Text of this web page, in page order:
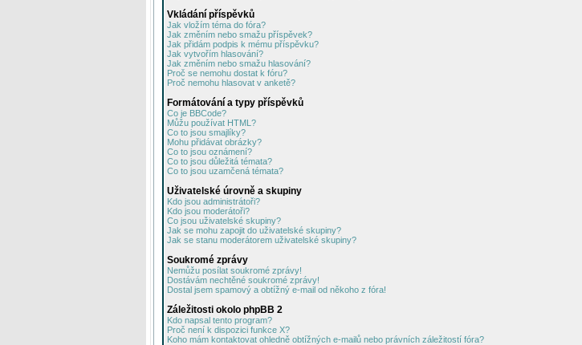
Vkládání příspěvků
Jak vložím téma do fóra?
Jak změním nebo smažu příspěvek?
Jak přidám podpis k mému příspěvku?
Jak vytvořím hlasování?
Jak změním nebo smažu hlasování?
Proč se nemohu dostat k fóru?
Proč nemohu hlasovat v anketě?
Formátování a typy příspěvků
Co je BBCode?
Můžu používat HTML?
Co to jsou smajlíky?
Mohu přidávat obrázky?
Co to jsou oznámení?
Co to jsou důležitá témata?
Co to jsou uzamčená témata?
Uživatelské úrovně a skupiny
Kdo jsou administrátoři?
Kdo jsou moderátoři?
Co jsou uživatelské skupiny?
Jak se mohu zapojit do uživatelské skupiny?
Jak se stanu moderátorem uživatelské skupiny?
Soukromé zprávy
Nemůžu posílat soukromé zprávy!
Dostávám nechtěné soukromé zprávy!
Dostal jsem spamový a obtížný e-mail od někoho z fóra!
Záležitosti okolo phpBB 2
Kdo napsal tento program?
Proč není k dispozici funkce X?
Koho mám kontaktovat ohledně obtížných e-mailů nebo právních záležitostí fóra?